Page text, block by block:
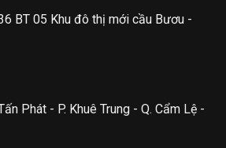
BT 05 Khu đô thị mới cầu Bươu -
Phát - P. Khuê Trung - Q. Cẩm Lệ -